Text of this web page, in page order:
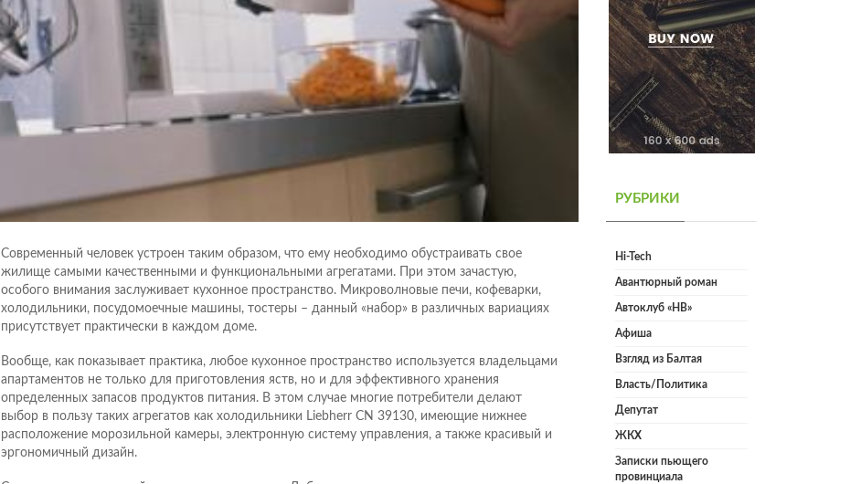
Современный человек устроен таким образом, что ему необходимо обустраивать свое
жилище самыми качественными и функциональными агрегатами. При этом зачастую,
особого внимания заслуживает кухонное пространство. Микроволновые печи, кофеварки,
холодильники, посудомоечные машины, тостеры – данный «набор» в различных вариациях
присутствует практически в каждом доме.
Вообще, как показывает практика, любое кухонное пространство используется владельцами
апартаментов не только для приготовления яств, но и для эффективного хранения
определенных запасов продуктов питания. В этом случае многие потребители делают
выбор в пользу таких агрегатов как холодильники Liebherr CN 39130, имеющие нижнее
расположение морозильной камеры, электронную систему управления, а также красивый и
эргономичный дизайн.
РУБРИКИ
Hi-Tech
Авантюрный роман
Автоклуб «НВ»
Афиша
Взгляд из Балтая
Власть/Политика
Депутат
ЖКХ
Записки пьющего
провинциала